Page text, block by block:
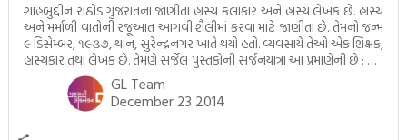
શાહબુદ્દીન રાઠોડ ગુજરાતના જાણીતા હાસ્ય કલાકાર અને હાસ્ય લેખક છે. હાસ્ય
અને મર્માળી વાતોની રજૂઆત આગવી શૈલીમાં કરવા માટે જાણીતા છે. તેમનો જન્મ
૯ ડિસેમ્બર, ૧૯૩૭, થાન, સુરેન્દ્રનગર ખાતે થયો હતો. વ્યવસાયે તેઓ એક શિક્ષક,
હાસ્યકાર તથા લેખક છે. તેમણે સર્જેલ પુસ્તકોની સર્જનયાત્રા આ પ્રમાણેની છે : મારે
ક્યાં લખવું હતું ?, હસતાં-હસાવતાં, અણમોલ આતિથ્ય, […]
GL Team
December 23 2014